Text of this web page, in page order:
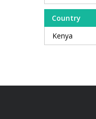
Country
Kenya